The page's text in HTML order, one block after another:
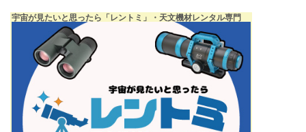
宇宙が見たいと思ったら「レントミ」・天文機材レンタル専門